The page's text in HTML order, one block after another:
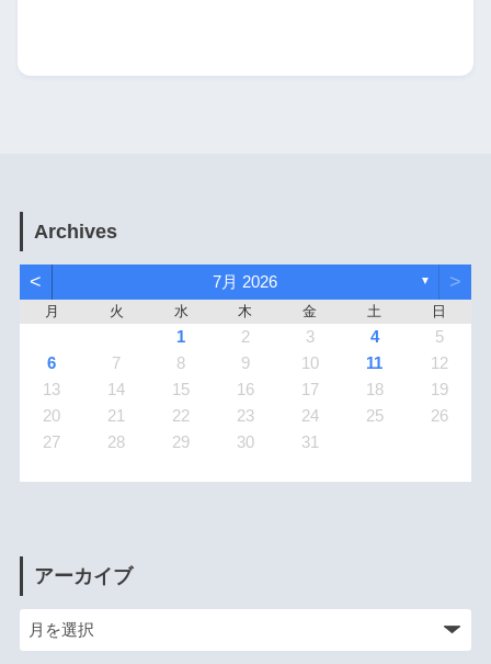
Archives
< 7月 2026 ▼ >
月 火 水 木 金 土 日
1 2 3 4
5
6
7 8 9 10 11
12
13
14 15 16 17 18
19
20
21 22 23 24 25
26
27
28 29 30 31
アーカイブ